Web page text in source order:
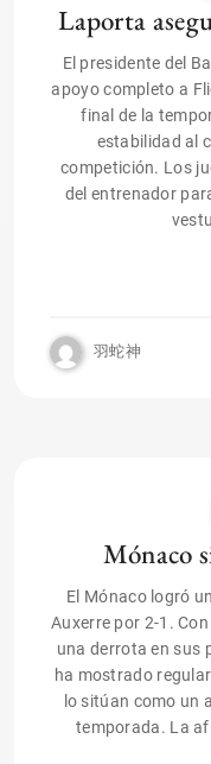
Laporta
El presidente del
apoyo completo a
final de la
estabilidad al
competición. Los
del entrenador
羽蛇神
Mónaco
El Mónaco logró
Auxerre por 2-1.
una derrota en sus
ha mostrado
lo sitúan como un
temporada. La